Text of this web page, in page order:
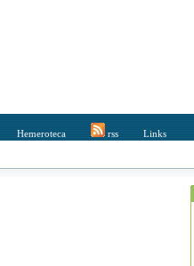
Hemeroteca rss Links